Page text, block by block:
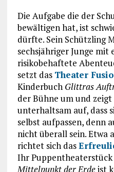
Die Aufgabe die der
bewältigen hat, ist
dürfte. Sein Schützling
sechsjähriger Junge mit
risikobehaftete
setzt das Theater
Kinderbuch Glittras
der Bühne um und
unterhaltsam auf, dass
selbst aufpassen, denn
nicht überall sein. Etwa
richtet sich das
Ihr Puppentheaterstück
Mittelpunkt der Erdeist